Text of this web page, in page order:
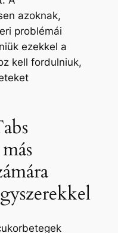
azoknak,
problémái
ezekkel a
kell fordulniuk,